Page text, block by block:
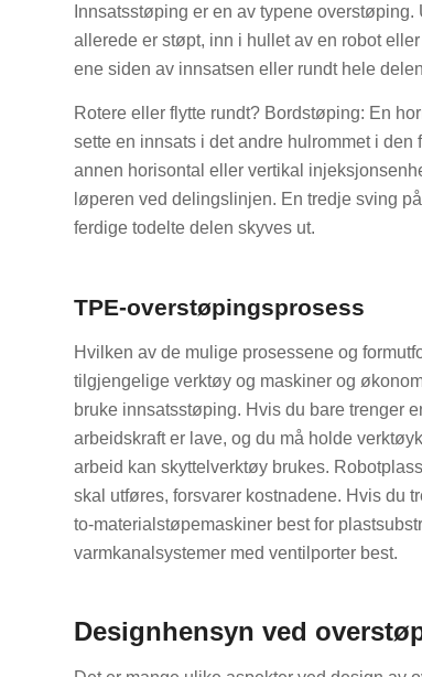
Innsatsstøping er en av typene
allerede er støpt, inn i hullet av en robot
ene siden av innsatsen eller rundt hele
Rotere eller flytte rundt? Bordstøping: En
sette en innsats i det andre hulrommet i
annen horisontal eller vertikal
løperen ved delingslinjen. En tredje sving
ferdige todelte delen skyves ut.
TPE-overstøpingsprosess
Hvilken av de mulige prosessene og
tilgjengelige verktøy og maskiner og
bruke innsatsstøping. Hvis du bare trenger
arbeidskraft er lave, og du må holde
arbeid kan skyttelverktøy brukes.
skal utføres, forsvarer kostnadene. Hvis du
to-materialstøpemaskiner best for
varmkanalsystemer med ventilporter best.
Designhensyn ved